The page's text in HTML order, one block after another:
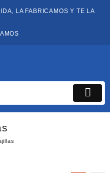
LA FABRICAMOS Y TE LA